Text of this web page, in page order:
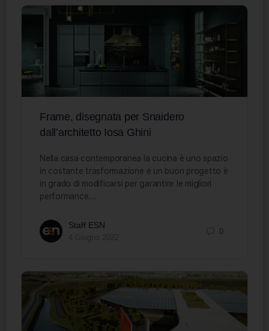
Frame, disegnata per Snaidero
dall’architetto Iosa Ghini
Nella casa contemporanea la cucina è uno spazio
in costante trasformazione e un buon progetto è
in grado di modificarsi per garantire le migliori
performance.…
Staff ESN
0